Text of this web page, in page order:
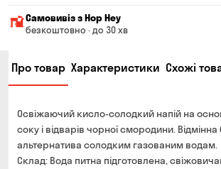
Мінімальна сума всього замовлення —
Вартість доставки залежить від суми
Від 300 до 399 грн
Від 700 грн
Термін доставки — до 90 хвилин
*на час доставки можуть впливати
Самовивіз з Hop Hey
безкоштовно · до 30 хв
Час складання замовлення — до 30
Можете без черги забрати з
Оплата:
готівкою в магазині
банківською картою на сайті та в
Про товар Характеристики Схожі
Освіжаючий кисло-солодкий напій на
соку і відварів чорної смородини.
альтернатива солодким газованим водам.
Склад: Вода питна підготовлена,